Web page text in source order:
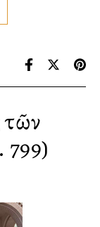
τῶν